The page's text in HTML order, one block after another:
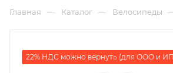
Главная — Каталог — Велосипеды
22% НДС можно вернуть (для ООО и